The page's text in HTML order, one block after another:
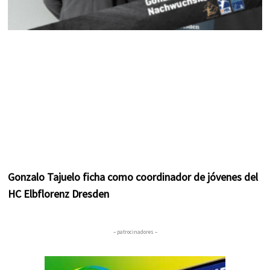
Gonzalo Tajuelo ficha como coordinador de jóvenes del
HC Elbflorenz Dresden
– patrocinadores –